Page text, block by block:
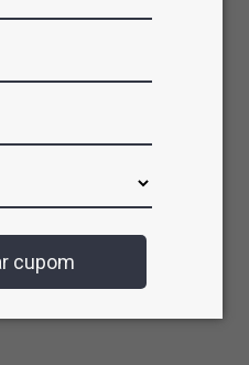
cupom
BANHEIRO